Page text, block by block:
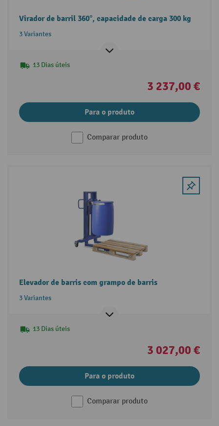
Virador de barril 360°, capacidade de carga 300 kg
3 Variantes
13 Dias úteis
3 237,00 €
Para o produto
Comparar produto
Elevador de barris com grampo de barris
3 Variantes
13 Dias úteis
3 027,00 €
Para o produto
Comparar produto